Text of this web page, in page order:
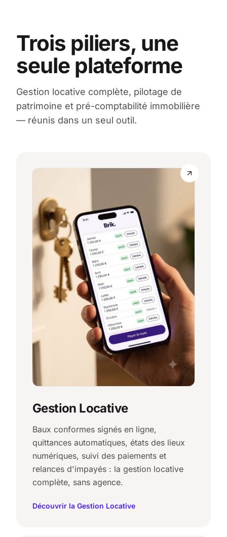
Trois piliers, une
seule plateforme
Gestion locative complète, pilotage de
patrimoine et pré-comptabilité immobilière
— réunis dans un seul outil.
Gestion Locative
Baux conformes signés en ligne,
quittances automatiques, états des lieux
numériques, suivi des paiements et
relances d'impayés : la gestion locative
complète, sans agence.
Découvrir la Gestion Locative